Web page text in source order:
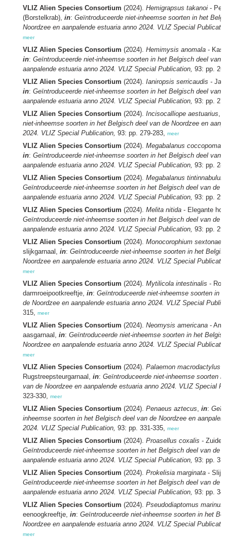
VLIZ Alien Species Consortium (2024). Hemigrapsus takanoi -
(Borstelkrab), in: Geïntroduceerde niet-inheemse soorten in het
Noordzee en aanpalende estuaria anno 2024. VLIZ Special
meer
VLIZ Alien Species Consortium (2024). Hemimysis anomala -
in: Geïntroduceerde niet-inheemse soorten in het Belgisch deel van
aanpalende estuaria anno 2024. VLIZ Special Publication, 93: pp.
VLIZ Alien Species Consortium (2024). Ianiropsis serricaudis -
in: Geïntroduceerde niet-inheemse soorten in het Belgisch deel van
aanpalende estuaria anno 2024. VLIZ Special Publication, 93: pp.
VLIZ Alien Species Consortium (2024). Incisocalliope aestuarius,
niet-inheemse soorten in het Belgisch deel van de Noordzee en
2024. VLIZ Special Publication, 93: pp. 279-283, meer
VLIZ Alien Species Consortium (2024). Megabalanus coccopoma
in: Geïntroduceerde niet-inheemse soorten in het Belgisch deel van
aanpalende estuaria anno 2024. VLIZ Special Publication, 93: pp.
VLIZ Alien Species Consortium (2024). Megabalanus
Geïntroduceerde niet-inheemse soorten in het Belgisch deel van de
aanpalende estuaria anno 2024. VLIZ Special Publication, 93: pp.
VLIZ Alien Species Consortium (2024). Melita nitida - Elegante
Geïntroduceerde niet-inheemse soorten in het Belgisch deel van de
aanpalende estuaria anno 2024. VLIZ Special Publication, 93: pp.
VLIZ Alien Species Consortium (2024). Monocorophium sextonae -
slijkgarnaal, in: Geïntroduceerde niet-inheemse soorten in het
Noordzee en aanpalende estuaria anno 2024. VLIZ Special
meer
VLIZ Alien Species Consortium (2024). Mytilicola intestinalis -
darmroeipootkreeftje, in: Geïntroduceerde niet-inheemse soorten in
de Noordzee en aanpalende estuaria anno 2024. VLIZ Special
315, meer
VLIZ Alien Species Consortium (2024). Neomysis americana -
aasgarnaal, in: Geïntroduceerde niet-inheemse soorten in het
Noordzee en aanpalende estuaria anno 2024. VLIZ Special
meer
VLIZ Alien Species Consortium (2024). Palaemon macrodactylus
Rugstreepsteurgarnaal, in: Geïntroduceerde niet-inheemse soorten
van de Noordzee en aanpalende estuaria anno 2024. VLIZ Special
323-330, meer
VLIZ Alien Species Consortium (2024). Penaeus aztecus, in:
inheemse soorten in het Belgisch deel van de Noordzee en
2024. VLIZ Special Publication, 93: pp. 331-335, meer
VLIZ Alien Species Consortium (2024). Proasellus coxalis -
Geïntroduceerde niet-inheemse soorten in het Belgisch deel van de
aanpalende estuaria anno 2024. VLIZ Special Publication, 93: pp.
VLIZ Alien Species Consortium (2024). Prokelisia marginata -
Geïntroduceerde niet-inheemse soorten in het Belgisch deel van de
aanpalende estuaria anno 2024. VLIZ Special Publication, 93: pp.
VLIZ Alien Species Consortium (2024). Pseudodiaptomus
eenoogkreeftje, in: Geïntroduceerde niet-inheemse soorten in het
Noordzee en aanpalende estuaria anno 2024. VLIZ Special
meer